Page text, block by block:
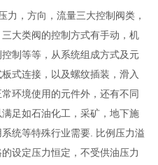
力，方向，流量三大控制阀类，
大类阀的控制方式有手动，机
制等等，从系统组成方式及元
式连接，以及螺纹插装，滑入
环境使用的元件外，还有不同
足如石油化工，采矿，地下施
统等特殊行业需要. 比例压力溢
设定压力恒定，不受供油压力